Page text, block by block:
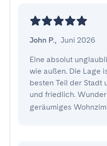
John P., Juni 2026
Eine absolut
wie außen. Die Lage
besten Teil der Stadt
und friedlich.
geräumiges